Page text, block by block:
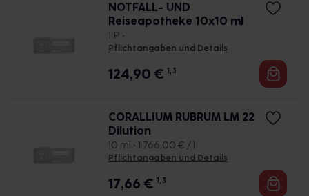
NOTFALL- UND
Reiseapotheke 10x10 ml
1 P •
Pflichtangaben und Details
124,90 € 1, 3
CORALLIUM RUBRUM LM 22
Dilution
10 ml • 1.766,00 € / l
Pflichtangaben und Details
17,66 € 1, 3